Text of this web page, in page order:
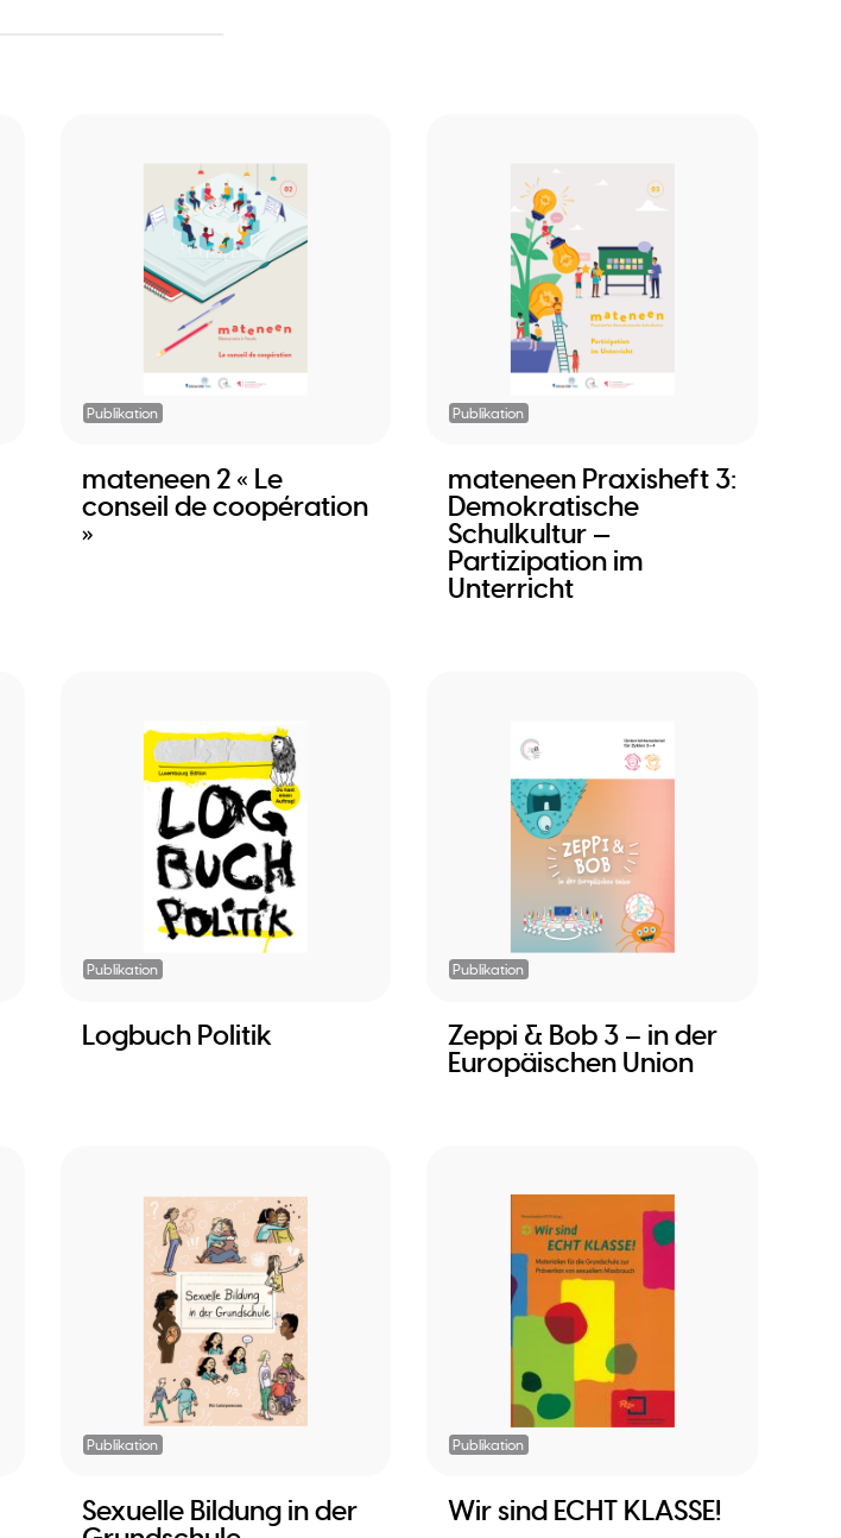
Publikation
mateneen 2 « Le
conseil de coopération
»
Publikation
mateneen Praxisheft 3:
Demokratische
Schulkultur —
Partizipation im
Unterricht
Publikation
Logbuch Politik
Publikation
Zeppi & Bob 3 – in der
Europäischen Union
Publikation
Sexuelle Bildung in der
Publikation
Wir sind ECHT KLASSE!